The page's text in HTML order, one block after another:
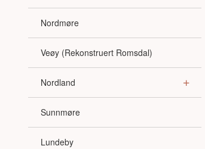
Nordmøre
Veøy (Rekonstruert Romsdal)
Nordland
Sunnmøre
Lundeby